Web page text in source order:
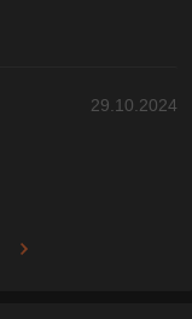
29.10.2024